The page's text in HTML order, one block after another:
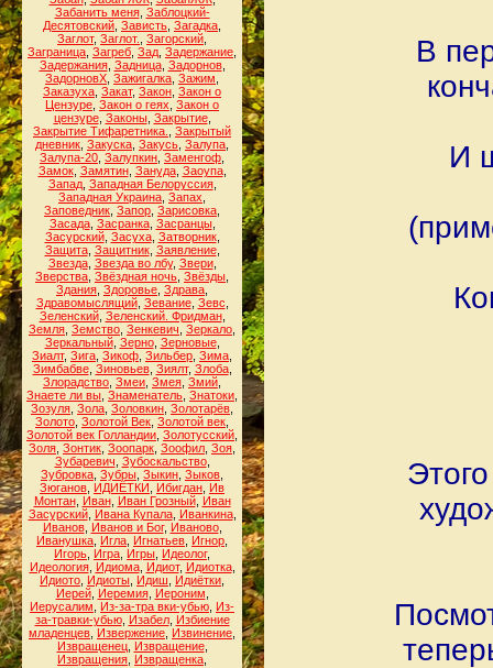
Забанить меня, Заблоцкий-
Десятовский Зависть Загадка
Заглот, Заглот. Загорский
Заграница Загреб Зад Задержание
Задержания, Задница, Задорнов,
ЗадорновХ Зажигалка Зажим
Заказуха Закат, Закон Закон о
Цензуре Закон о геях Закон о
цензуре, Законы, Закрытие,
Закрытие Тифаретника.
Закрытый
дневник Закуска Закусь Залупа
Залупа-20 Залупкин Заменгоф
Замок, Замятин, Зануда, Заоупа,
Запад, Западная Белоруссия,
Западная Украина Запах
Заповедник Запор Зарисовка
Засада, Засранка, Засранцы,
Засурский, Засуха, Затворник,
Защита, Защитник, Заявление,
Звезда, Звезда во лбу, Звери,
Зверства Звёздная ночь Звёзды
Здания Здоровье Здрава
Здравомыслящий, Зевание, Зевс
Зеленский, Зеленский. Фридман,
Земля Земство Зенкевич Зеркало
Зеркальный, Зерно, Зерновые,
Зиалт, Зига Зикоф Зильбер Зима
Зимбабве, Зиновьев, Зиялт, Злоба,
Злорадство Змеи Змея Змий
Знаете ли вы Знаменатель Знатоки
Зозуля Зола Золовкин Золотарёв
Золото Золотой Век Золотой век
Золотой век Голландии Золотусский
Золя Зонтик Зоопарк Зоофил Зоя
Зубаревич Зубоскальство,
Зубровка Зубры Зыкин Зыков
Зюганов ИДИЁТКИ Ибигдан Ив
Монтан, Иван, Иван Грозный, Иван
Засурский, Ивана Купала, Иванкина,
Иванов, Иванов и Бог, Иваново,
Иванушка Игла Игнатьев Игнор
Игорь Игра Игры Идеолог,
Идеология, Идиома, Идиот, Идиотка,
Идиото Идиоты Идиш Идиётки
Иерей, Иеремия, Иероним
Иерусалим
Из-за-тра вки-убью Из-
за-травки-убью, Изабел, Избиение
младенцев Извержение Извинение
Извращенец, Извращение,
Извращения Извращенка
В
И